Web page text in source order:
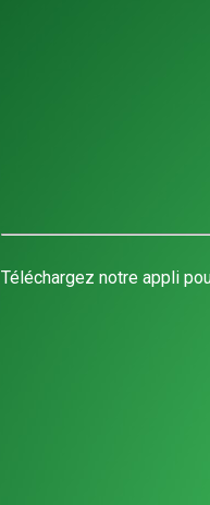
Téléchargez notre appli